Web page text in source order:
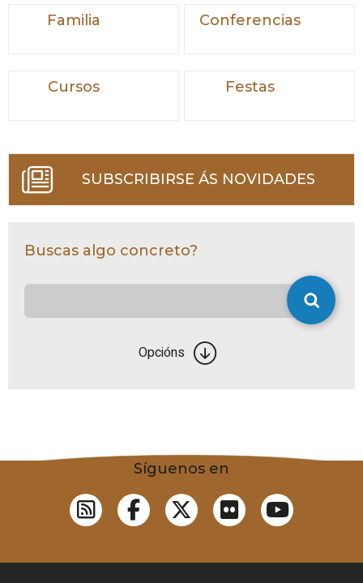
Familia Conferencias
Cursos Festas
SUBSCRIBIRSE ÁS NOVIDADES
Buscas algo concreto?
Opcións
Síguenos en